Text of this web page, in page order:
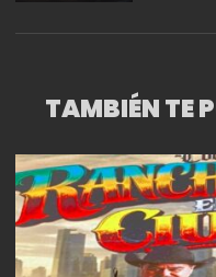
TAMBIÉN TE